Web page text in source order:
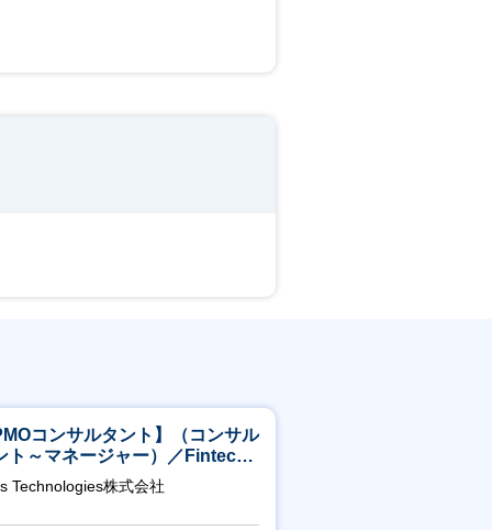
コンサルタント】（コンサル
ト～マネージャー）／Fintech
／設立5年弱で上場
Technologies株式会社